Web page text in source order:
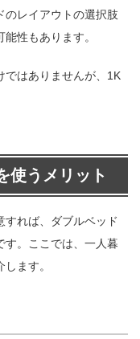
のレイアウトの選択肢
性もあります。
ではありませんが、1K
使うメリット
すれば、ダブルベッド
す。ここでは、一人暮
ます。